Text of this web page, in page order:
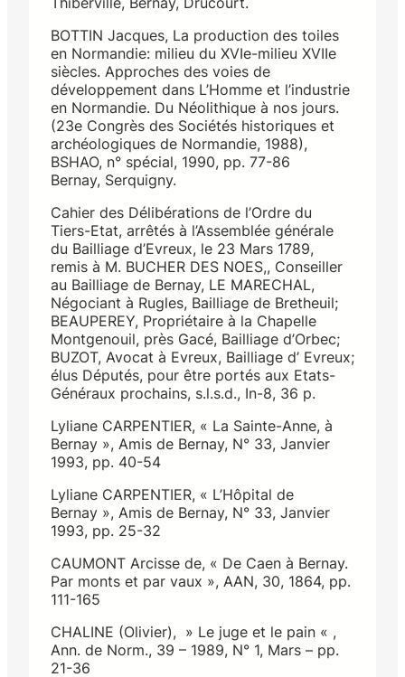
BOTTIN Jacques, La production des toiles
en Normandie: milieu du XVIe-milieu XVIIe
siècles. Approches des voies de
développement dans L’Homme et l’industrie
en Normandie. Du Néolithique à nos jours.
(23e Congrès des Sociétés historiques et
archéologiques de Normandie, 1988),
BSHAO, n° spécial, 1990, pp. 77-86
Bernay, Serquigny.
Cahier des Délibérations de l’Ordre du
Tiers-Etat, arrêtés à l’Assemblée générale
du Bailliage d’Evreux, le 23 Mars 1789,
remis à M. BUCHER DES NOES,, Conseiller
au Bailliage de Bernay, LE MARECHAL,
Négociant à Rugles, Bailliage de Bretheuil;
BEAUPEREY, Propriétaire à la Chapelle
Montgenouil, près Gacé, Bailliage d’Orbec;
BUZOT, Avocat à Evreux, Bailliage d’ Evreux;
élus Députés, pour être portés aux Etats-
Généraux prochains, s.l.s.d., In-8, 36 p.
Lyliane CARPENTIER, « La Sainte-Anne, à
Bernay », Amis de Bernay, N° 33, Janvier
1993, pp. 40-54
Lyliane CARPENTIER, « L’Hôpital de
Bernay », Amis de Bernay, N° 33, Janvier
1993, pp. 25-32
CAUMONT Arcisse de, « De Caen à Bernay.
Par monts et par vaux », AAN, 30, 1864, pp.
111-165
CHALINE (Olivier), » Le juge et le pain « ,
Ann. de Norm., 39 – 1989, N° 1, Mars – pp.
21-36